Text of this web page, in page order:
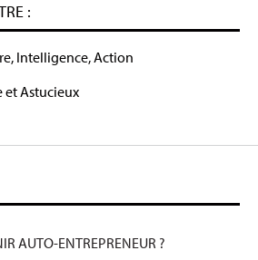
:
Intelligence, Action
et Astucieux
AUTO-ENTREPRENEUR ?